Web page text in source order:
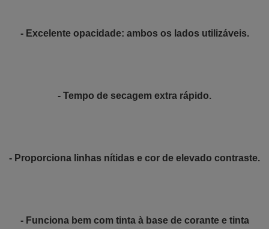
- Excelente opacidade: ambos os lados utilizáveis.
- Tempo de secagem extra rápido.
- Proporciona linhas nítidas e cor de elevado contraste.
- Funciona bem com tinta à base de corante e tinta